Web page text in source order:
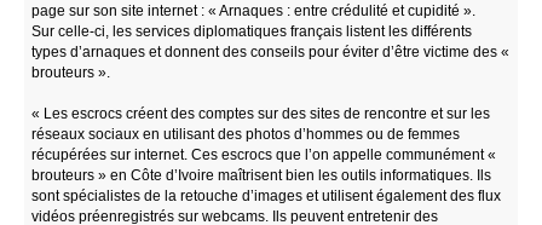
page sur son site internet : « Arnaques : entre crédulité et cupidité ».
Sur celle-ci, les services diplomatiques français listent les différents
types d’arnaques et donnent des conseils pour éviter d’être victime des «
brouteurs ».
« Les escrocs créent des comptes sur des sites de rencontre et sur les
réseaux sociaux en utilisant des photos d’hommes ou de femmes
récupérées sur internet. Ces escrocs que l’on appelle communément «
brouteurs » en Côte d’Ivoire maîtrisent bien les outils informatiques. Ils
sont spécialistes de la retouche d’images et utilisent également des flux
vidéos préenregistrés sur webcams. Ils peuvent entretenir des